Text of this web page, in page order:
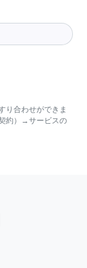
り合わせができま
約）→サービスの